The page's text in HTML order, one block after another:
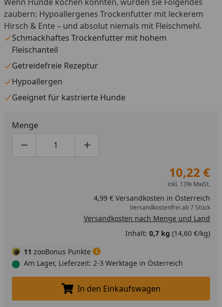
zaubern: Hypoallergenes Trockenfutter mit leckerem
Hirsch & Ente – und absolut niemals mit Fleischmehl.
Schmackhaftes Trockenfutter mit hohem
Fleischanteil
Getreidefreie Rezeptur
Hypoallergen
Geeignet für kastrierte Hunde
Menge
Produktmenge um eins verringern
Produktmenge manuell eingeben
Produktmenge um eins erhöhen
10,22 €
inkl. 13% MwSt.
4,99 € Versandkosten in Österreich
Versandkostenfrei ab 7 Stück
Versandkosten nach Menge und Land
Inhalt: 0,7 kg (14,60 €/kg)
11 zooBonus Punkte
Am Lager, Lieferzeit: 2-3 Werktage in Österreich
In den Einkaufswagen legen
In den Einkaufswagen